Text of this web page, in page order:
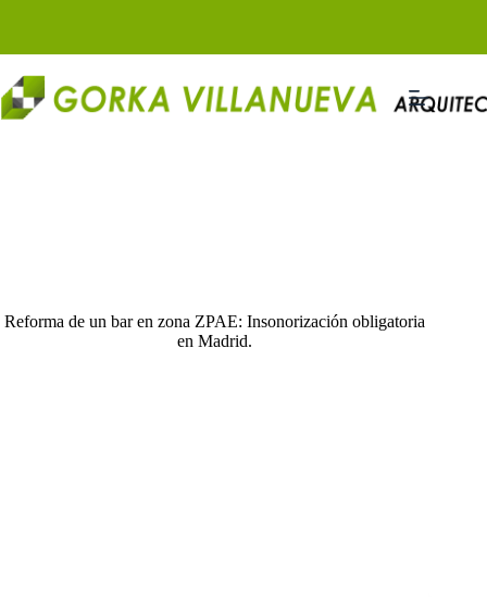
Reforma de un bar en zona ZPAE: Insonorización obligatoria
en Madrid.